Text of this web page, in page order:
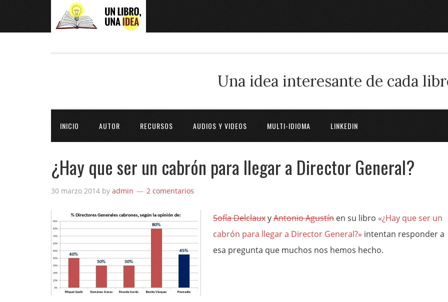
Una idea interesante de cada
INICIO AUTOR RECURSOS AUDIOS Y VIDEOS MULTI-IDIOMA LINKEDIN
¿Hay que ser un cabrón para llegar a Director General?
30 marzo 2014 by admin 2 comentarios
Sofía DelclauxyAntonio Agustín en su libro «¿Hay que ser un
cabrón para llegar a Director General?» intentan responder a
esa pregunta que muchos nos hemos hecho.